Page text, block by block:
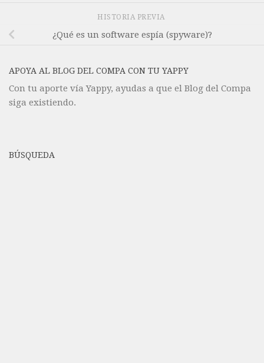
HISTORIA PREVIA
¿Qué es un software espía (spyware)?
APOYA AL BLOG DEL COMPA CON TU YAPPY
Con tu aporte vía Yappy, ayudas a que el Blog del Compa
siga existiendo.
BÚSQUEDA